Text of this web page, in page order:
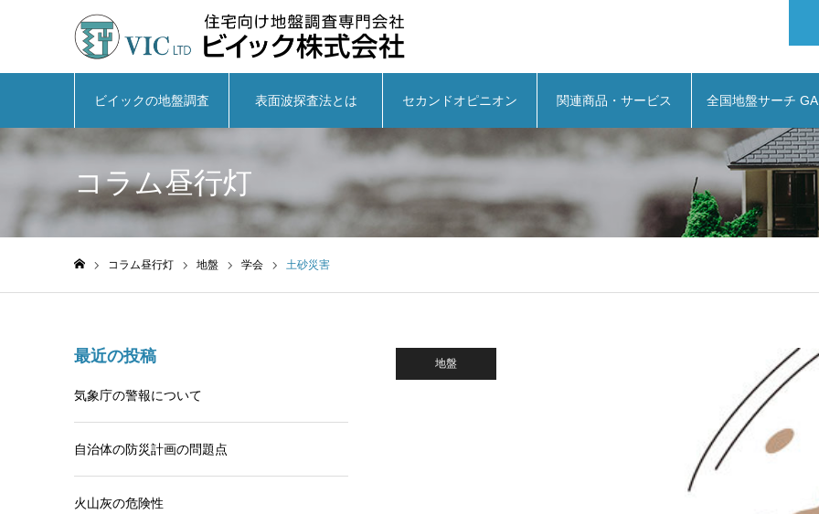
ビイックの地盤調査 表面波探査法とは セカンドオピニオン 関連商品・サービス 全国地盤サーチ
コラム昼行灯
コラム昼行灯 地盤 学会 土砂災害
地盤
最近の投稿
気象庁の警報について
自治体の防災計画の問題点
火山灰の危険性